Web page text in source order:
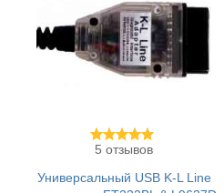
5 отзывов
Универсальный USB K-L Line